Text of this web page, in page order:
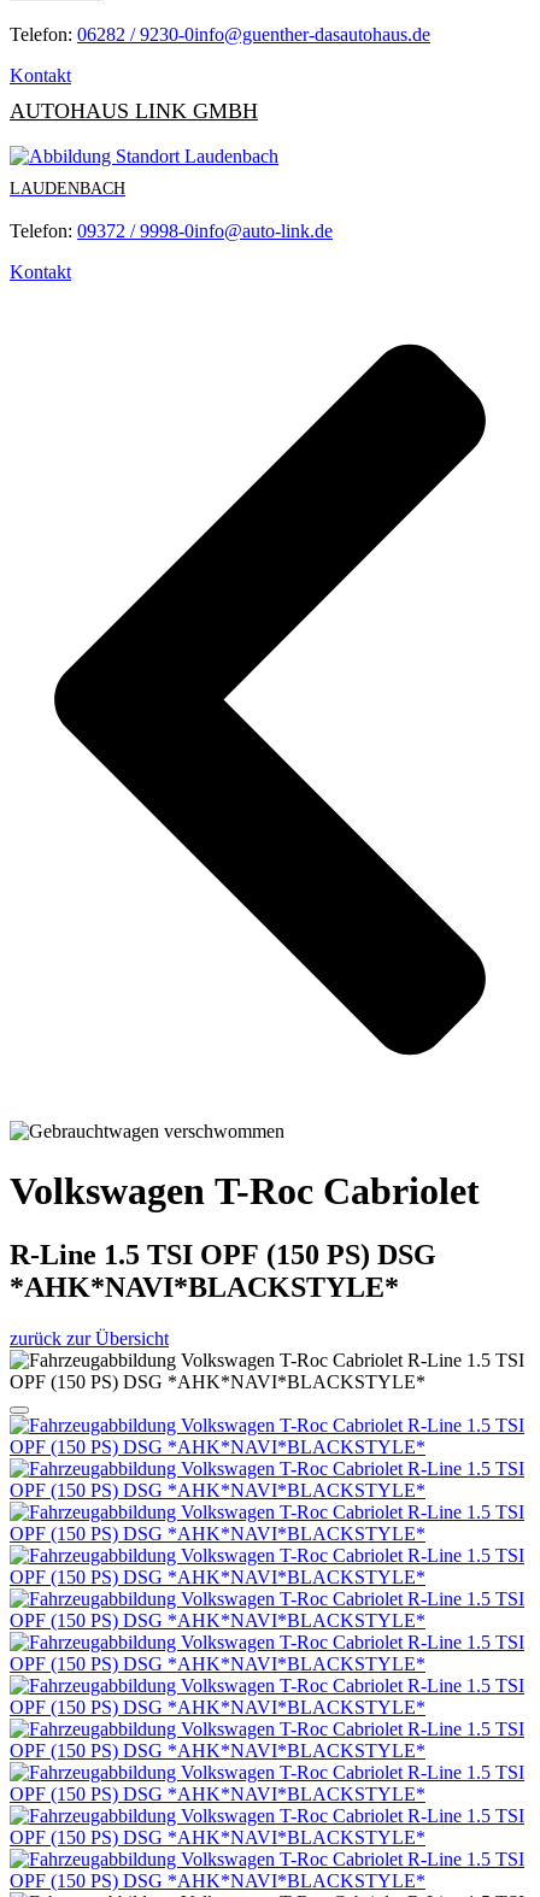
Telefon: 06282 / 9230-0info@guenther-dasautohaus.de
Kontakt
AUTOHAUS LINK GMBH
LAUDENBACH
Telefon: 09372 / 9998-0info@auto-link.de
Kontakt
Volkswagen T-Roc Cabriolet
R-Line 1.5 TSI OPF (150 PS) DSG
*AHK*NAVI*BLACKSTYLE*
zurück zur Übersicht